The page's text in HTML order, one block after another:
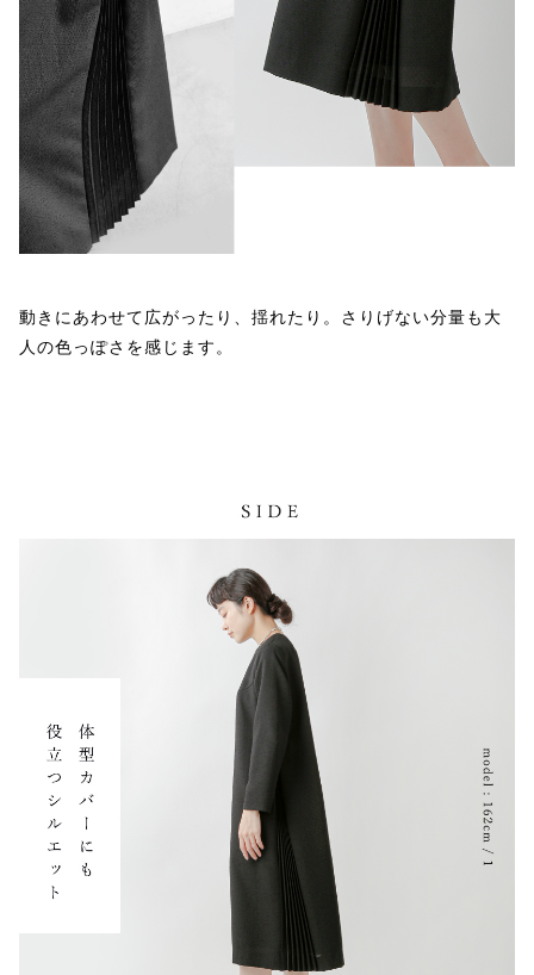
動きにあわせて広がったり、揺れたり。さりげない分量も大
人の色っぽさを感じます。